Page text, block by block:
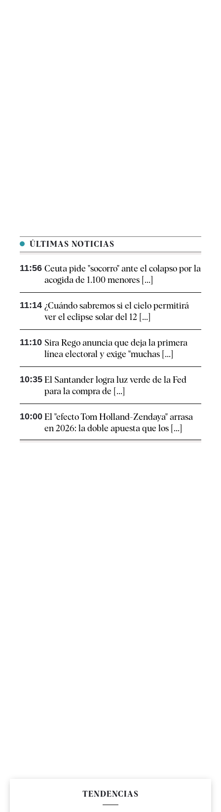
ÚLTIMAS NOTICIAS
11:56 Ceuta pide "socorro" ante el colapso por la
acogida de 1.100 menores [...]
11:14 ¿Cuándo sabremos si el cielo permitirá
ver el eclipse solar del 12 [...]
11:10 Sira Rego anuncia que deja la primera
línea electoral y exige "muchas [...]
10:35 El Santander logra luz verde de la Fed
para la compra de [...]
10:00 El "efecto Tom Holland-Zendaya" arrasa
en 2026: la doble apuesta que los [...]
TENDENCIAS